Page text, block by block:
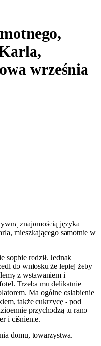
września
znajomością języka
mieszkającego samotnie w
sopbie rodził. Jednak
do wniosku że lepiej żeby
z wstawaniem i
Trzeba mu delikatnie
Ma ogólne oslabienie
także cukrzycę - pod
przychodzą tu rano
i ciśnienie.
domu, towarzystwa.